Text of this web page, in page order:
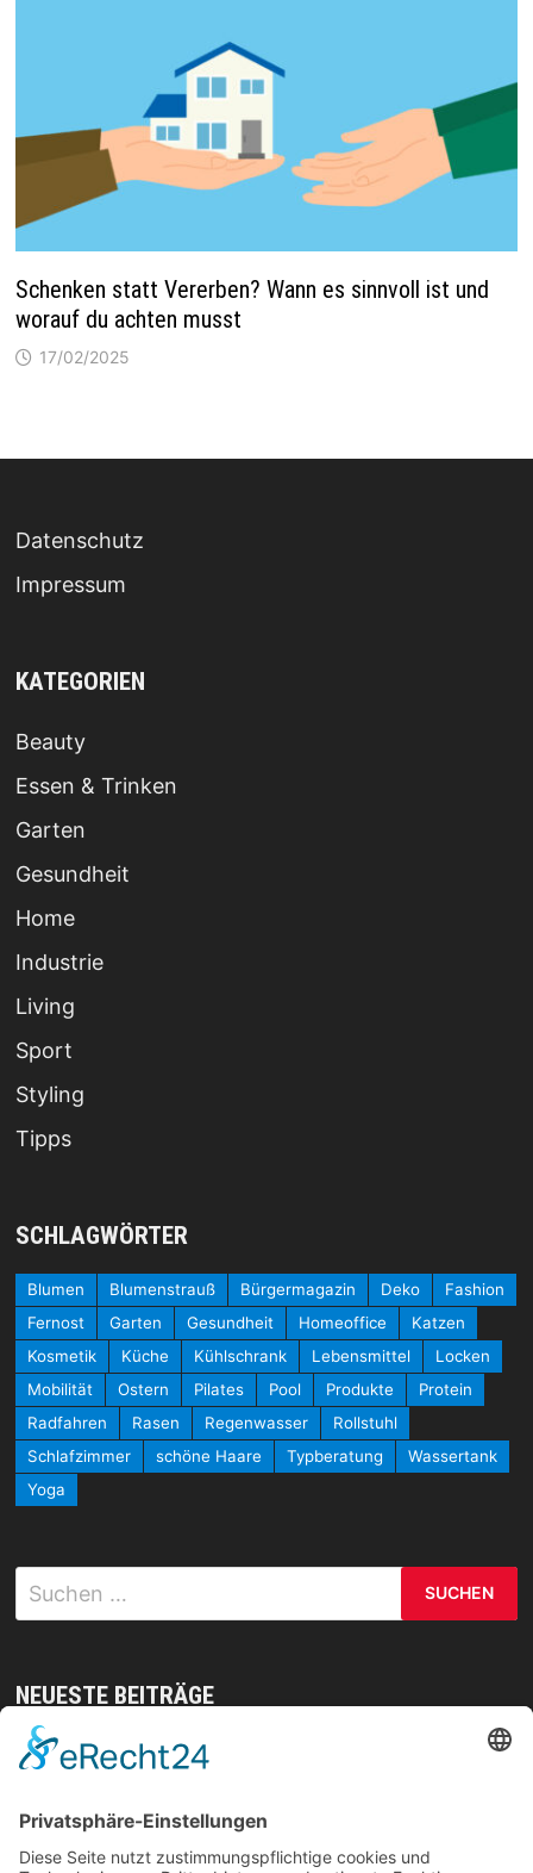
Schenken statt Vererben? Wann es sinnvoll ist und
worauf du achten musst
17/02/2025
Datenschutz
Impressum
KATEGORIEN
Beauty
Essen & Trinken
Garten
Gesundheit
Home
Industrie
Living
Sport
Styling
Tipps
SCHLAGWÖRTER
Blumen Blumenstrauß Bürgermagazin Deko
Fashion
Fernost
Garten Gesundheit Homeoffice
Katzen
Kosmetik
Küche Kühlschrank Lebensmittel
Locken
Mobilität
Ostern Pilates Pool Produkte
Protein
Radfahren
Rasen Regenwasser
Rollstuhl
Schlafzimmer
schöne Haare Typberatung
Wassertank
Yoga
Suchen
nach:
NEUESTE BEITRÄGE
Mit gezielten Übungen zur Sicherheit in allen
Sprachaufgaben mühelos
Vom Kern zur Ernte: So legst du den Grundstein